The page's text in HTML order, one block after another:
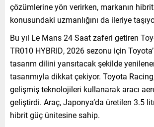
çözümlerine yön verirken, markanın
konusundaki uzmanlığını da ileriye
Bu yıl Le Mans 24 Saat zaferi getiren
TR010 HYBRID, 2026 sezonu için
tasarım dilini yansıtacak şekilde
tasarımıyla dikkat çekiyor. Toyota
gelişmiş teknolojileri kullanarak aracı
geliştirdi. Araç, Japonya’da üretilen 3.5
hibrit güç ünitesine sahip.